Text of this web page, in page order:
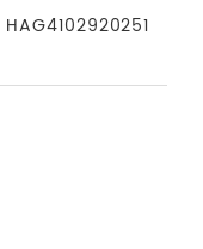
HAG4102920251